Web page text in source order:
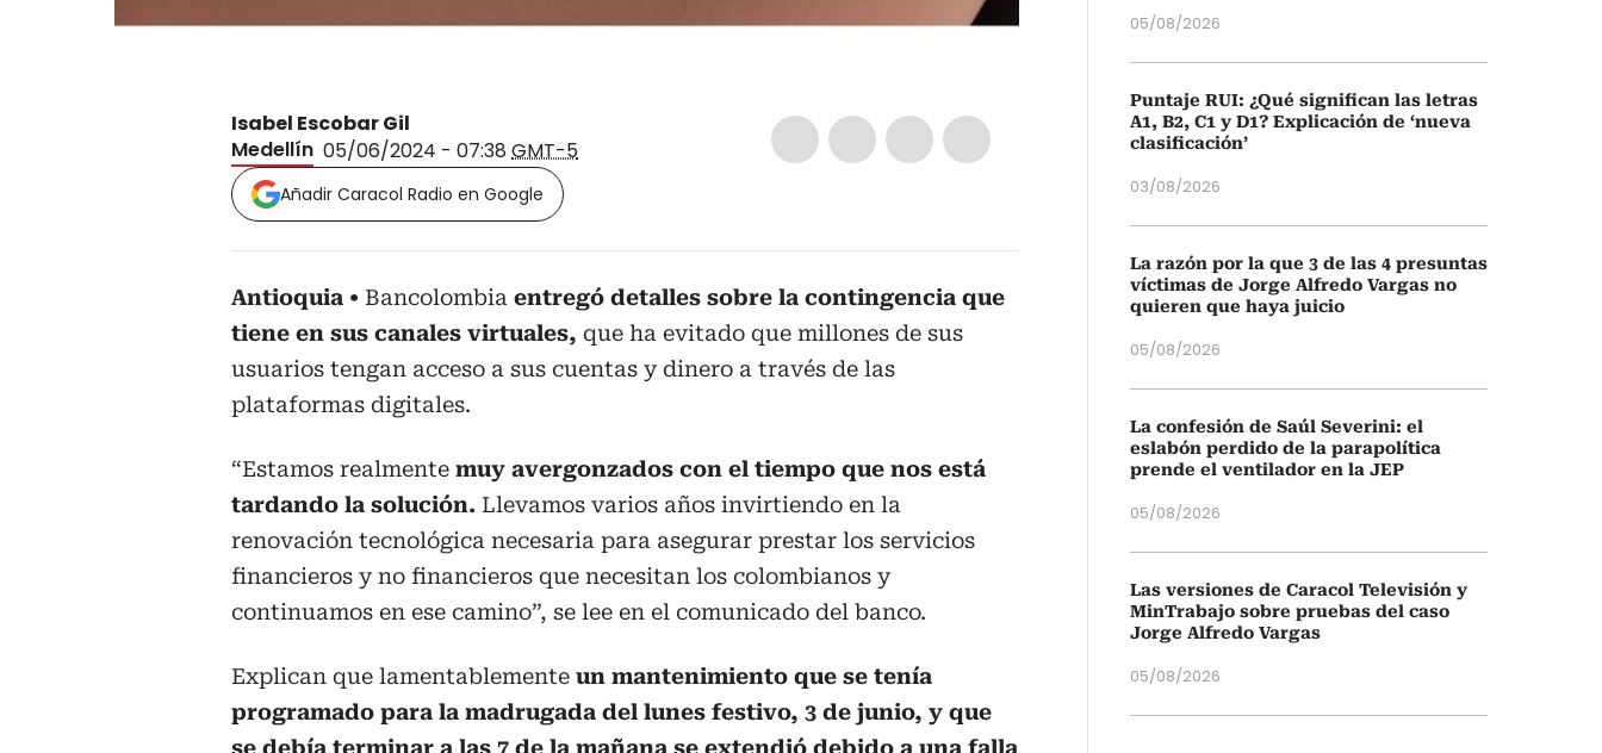
Isabel Escobar Gil
Medellín 05/06/2024 - 07:38 GMT-5
Añadir Caracol Radio en Google
Antioquia Bancolombia entregó detalles sobre la contingencia que
tiene en sus canales virtuales, que ha evitado que millones de sus
usuarios tengan acceso a sus cuentas y dinero a través de las
plataformas digitales.
“Estamos realmente muy avergonzados con el tiempo que nos está
tardando la solución. Llevamos varios años invirtiendo en la
renovación tecnológica necesaria para asegurar prestar los servicios
financieros y no financieros que necesitan los colombianos y
continuamos en ese camino”, se lee en el comunicado del banco.
Explican que lamentablemente un mantenimiento que se tenía
programado para la madrugada del lunes festivo, 3 de junio, y que
se debía terminar a las 7 de la mañana se extendió debido a una falla
05/08/2026
Puntaje RUI: ¿Qué significan las letras
A1, B2, C1 y D1? Explicación de ‘nueva
clasificación’
03/08/2026
La razón por la que 3 de las 4 presuntas
víctimas de Jorge Alfredo Vargas no
quieren que haya juicio
05/08/2026
La confesión de Saúl Severini: el
eslabón perdido de la parapolítica
prende el ventilador en la JEP
05/08/2026
Las versiones de Caracol Televisión y
MinTrabajo sobre pruebas del caso
Jorge Alfredo Vargas
05/08/2026